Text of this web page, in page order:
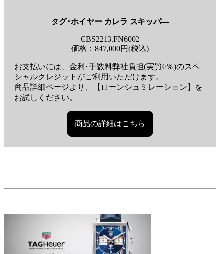
タグ･ホイヤー カレラ スキッパ―
CBS2213.FN6002
価格：847,000円(税込)
お支払いには、金利･手数料弊社負担(実質0％)のスペ
シャルクレジットがご利用いただけます。
商品詳細ページより、【ローンシュミレーション】を
お試しください。
商品の詳細はこちら